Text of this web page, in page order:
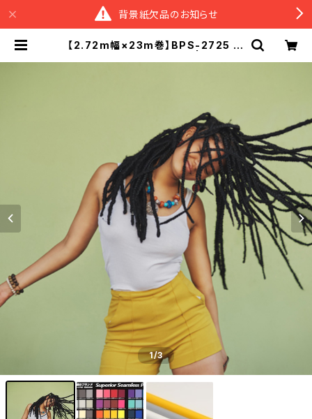
背景紙欠品のお知らせ
【2.72m幅×23m巻】BPS-2725 全
1/3